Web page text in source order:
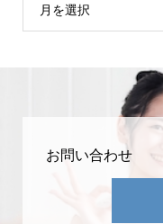
月を選択
お問い合わせ